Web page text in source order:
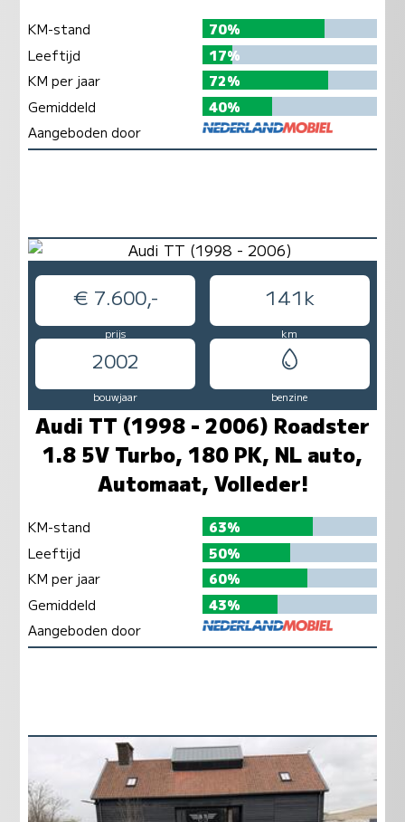
KM-stand
70%
Leeftijd
17%
KM per jaar
72%
Gemiddeld
40%
Aangeboden door
€ 7.600,- 141k
prijs km
2002
bouwjaar benzine
Audi TT (1998 - 2006) Roadster
1.8 5V Turbo, 180 PK, NL auto,
Automaat, Volleder!
KM-stand
63%
Leeftijd
50%
KM per jaar
60%
Gemiddeld
43%
Aangeboden door